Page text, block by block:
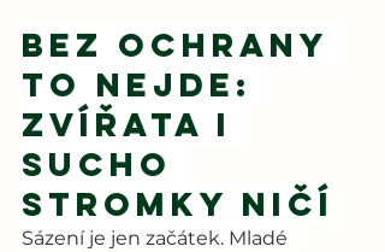
Bez ochrany
to nejde:
zvířata i
sucho
stromky ničí
Sázení je jen začátek. Mladé